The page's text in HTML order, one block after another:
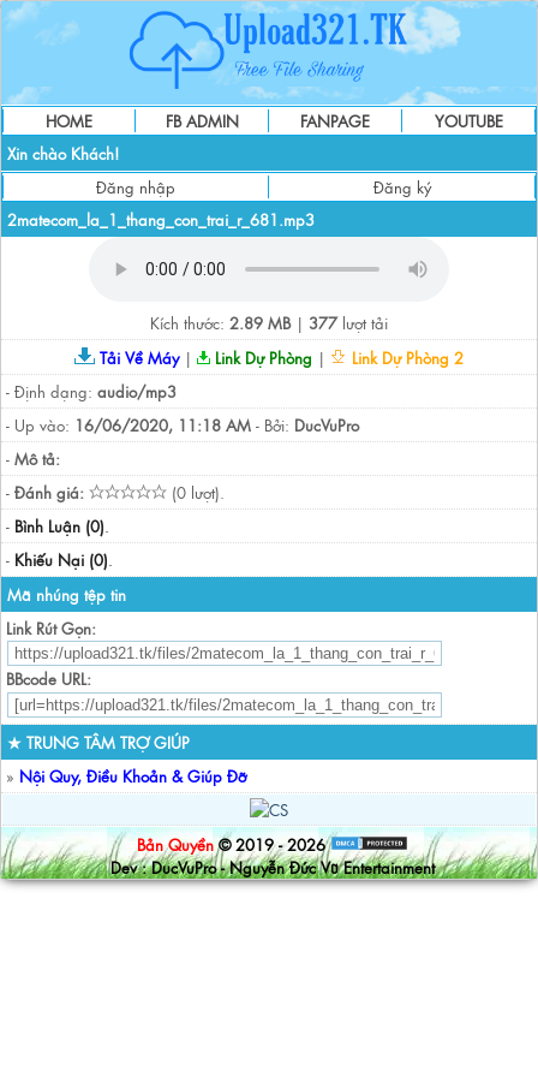
HOME FB ADMIN FANPAGE
YOUTUBE
Xin chào Khách!
Đăng nhập
Đăng ký
2matecom_la_1_thang_con_trai_r_681.mp3
Kích thước: 2.89 MB| 377lượt tải
Tải Về Máy| Link Dự Phòng |
Link Dự Phòng 2
- Định dạng: audio/mp3
- Up vào: 16/06/2020, 11:18 AM - Bởi: DucVuPro
- Mô tả:
- Đánh giá:
(0 lượt).
- Bình Luận (0).
- Khiếu Nại (0).
Mã nhúng tệp tin
Link Rút Gọn:
BBcode URL:
★ TRUNG TÂM TRỢ GIÚP
» Nội Quy, Điều Khoản & Giúp Đỡ
Bản Quyền © 2019 - 2026
Dev : DucVuPro - Nguyễn Đức Vũ Entertainment